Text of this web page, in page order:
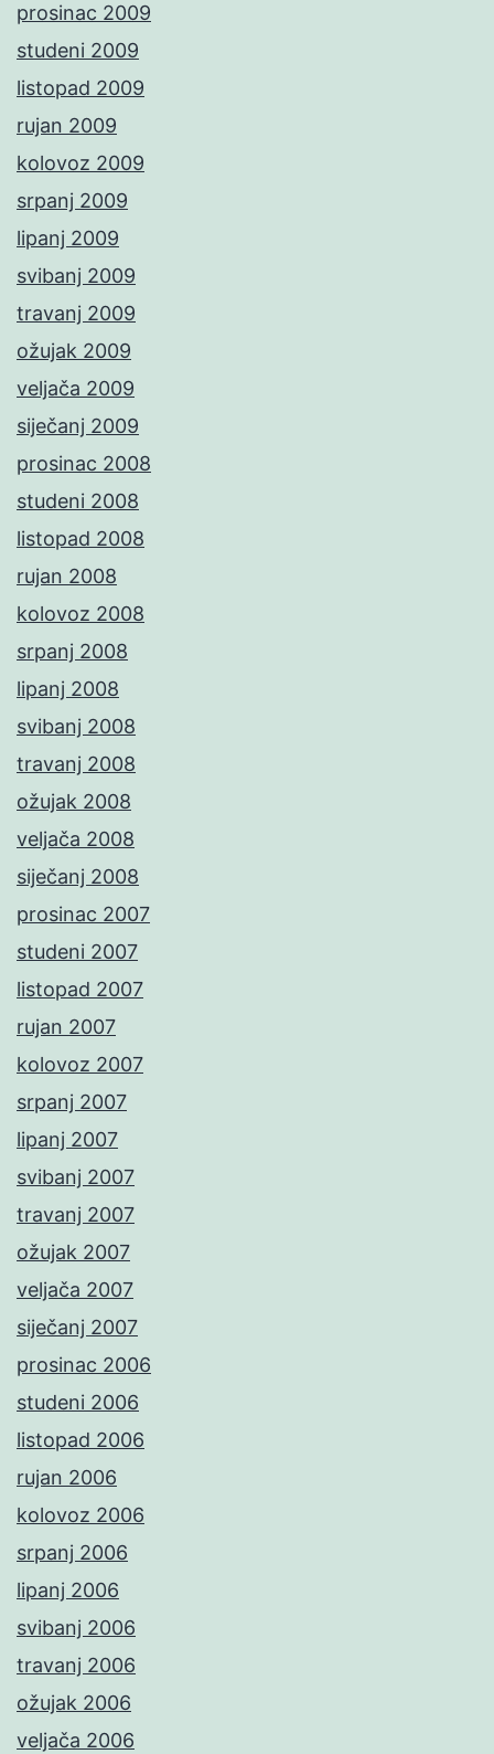
prosinac 2009
studeni 2009
listopad 2009
rujan 2009
kolovoz 2009
srpanj 2009
lipanj 2009
svibanj 2009
travanj 2009
ožujak 2009
veljača 2009
siječanj 2009
prosinac 2008
studeni 2008
listopad 2008
rujan 2008
kolovoz 2008
srpanj 2008
lipanj 2008
svibanj 2008
travanj 2008
ožujak 2008
veljača 2008
siječanj 2008
prosinac 2007
studeni 2007
listopad 2007
rujan 2007
kolovoz 2007
srpanj 2007
lipanj 2007
svibanj 2007
travanj 2007
ožujak 2007
veljača 2007
siječanj 2007
prosinac 2006
studeni 2006
listopad 2006
rujan 2006
kolovoz 2006
srpanj 2006
lipanj 2006
svibanj 2006
travanj 2006
ožujak 2006
veljača 2006